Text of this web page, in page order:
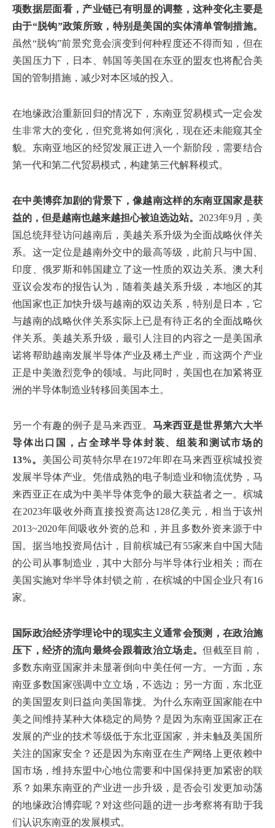
项数据层面看，产业链已有明显的调整，这种变化主要是
由于“脱钩”政策所致，特别是美国的实体清单管制措施。
虽然“脱钩”前景究竟会演变到何种程度还不得而知，但在
美国压力下，日本、韩国等美国在东亚的盟友也将配合美
国的管制措施，减少对本区域的投入。
在地缘政治重新回归的情况下，东南亚贸易模式一定会发
生非常大的变化，但究竟将如何演化，现在还未能窥其全
貌。东南亚地区的经贸发展正进入一个新阶段，需要结合
第一代和第二代贸易模式，构建第三代解释模式。
在中美博弈加剧的背景下，像越南这样的东南亚国家是获
益的，但是越南也越来越担心被迫选边站。 2023年9月，美
国总统拜登访问越南后，美越关系升级为全面战略伙伴关
系。这一定位是越南外交中的最高等级，此前只与中国、
印度、俄罗斯和韩国建立了这一性质的双边关系。澳大利
亚议会发布的报告认为，随着美越关系升级，本地区的其
他国家也正加快升级与越南的双边关系，特别是日本，它
与越南的战略伙伴关系实际上已是有待正名的全面战略伙
伴关系。美越关系升级，最引人注目的内容之一是美国承
诺将帮助越南发展半导体产业及稀土产业，而这两个产业
正是中美激烈竞争的领域。与此同时，美国也在加紧将亚
洲的半导体制造业转移回美国本土。
另一个有趣的例子是马来西亚。 马来西亚是世界第六大半
导体出口国，占全球半导体封装、组装和测试市场的
13%。 美国公司英特尔早在1972年即在马来西亚槟城投资
发展半导体产业。凭借成熟的电子制造业和物流优势，马
来西亚正在成为中美半导体竞争的最大获益者之一。槟城
在2023年吸收外商直接投资高达128亿美元，相当于该州
2013~2020年间吸收外资的总和，并且多数外资来源于中
国。据当地投资局估计，目前槟城已有55家来自中国大陆
的公司从事制造业，其中大部分与半导体行业相关；而在
美国实施对华半导体封锁之前，在槟城的中国企业只有16
家。
国际政治经济学理论中的现实主义通常会预测，在政治施
压下，经济的流向最终会跟着政治立场走。但截至目前，
多数东南亚国家并未显著倒向中美任何一方。一方面，东
南亚多数国家强调中立立场，不选边；另一方面，东北亚
的美国盟友则日益向美国靠拢。为什么东南亚国家能在中
美之间维持某种大体稳定的局势？是因为东南亚国家正在
发展的产业的技术等级低于东北亚国家，并未触及美国所
关注的国家安全？还是因为东南亚在生产网络上更依赖中
国市场，维持东盟中心地位需要和中国保持更加紧密的联
系？如果东南亚的产业进一步升级，是否会引发更加动荡
的地缘政治博弈呢？对这些问题的进一步考察将有助于我
们认识东南亚的发展模式。